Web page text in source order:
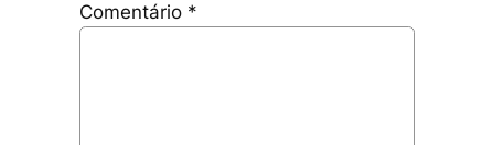
Comentário *